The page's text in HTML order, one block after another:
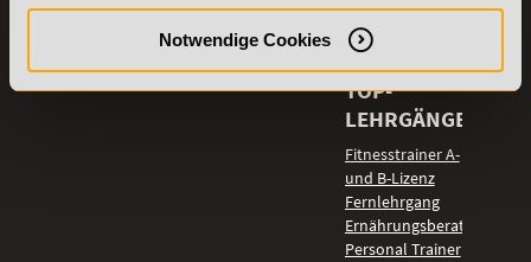
Notwendige Cookies
widerrufen
Weiterbildungen
TOP-
LEHRGÄNGE
Fitnesstrainer A-
und B-Lizenz
Fernlehrgang
Ernährungsberater
Personal Trainer